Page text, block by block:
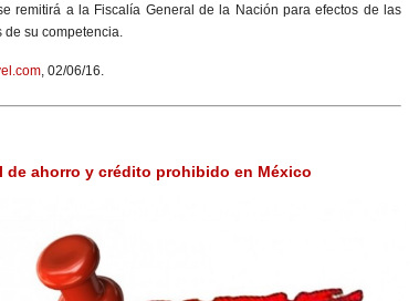
remitirá a la Fiscalía General de la Nación para efectos de las
su competencia.
, 02/06/16.
de ahorro y crédito prohibido en México